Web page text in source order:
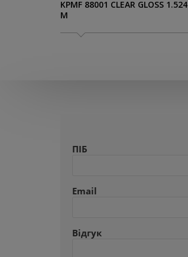
KPMF 88001 CLEAR GLOSS 1.524
M
ПІБ
Email
Відгук